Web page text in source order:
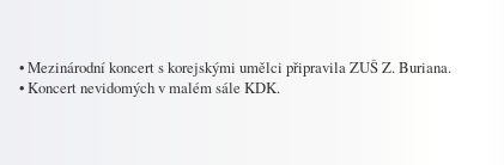
• Mezinárodní koncert s korejskými umělci připravila ZUŠ Z. Buriana.
• Koncert nevidomých v malém sále KDK.